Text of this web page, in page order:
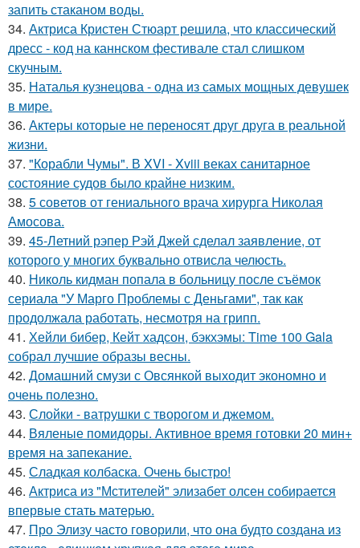
запить стаканом воды.
34. Актриса Кристен Стюарт решила, что классический
дресс - код на каннском фестивале стал слишком
скучным.
35. Наталья кузнецова - одна из самых мощных девушек
в мире.
36. Актеры которые не переносят друг друга в реальной
жизни.
37. "Корабли Чумы". В XVI - Xviii веках санитарное
состояние судов было крайне низким.
38. 5 советов от гениального врача хирурга Николая
Амосова.
39. 45-Летний рэпер Рэй Джей сделал заявление, от
которого у многих буквально отвисла челюсть.
40. Николь кидман попала в больницу после съёмок
сериала "У Марго Проблемы с Деньгами", так как
продолжала работать, несмотря на грипп.
41. Хейли бибер, Кейт хадсон, бэкхэмы: Time 100 Gala
собрал лучшие образы весны.
42. Домашний смузи с Овсянкой выходит экономно и
очень полезно.
43. Слойки - ватрушки с творогом и джемом.
44. Вяленые помидоры. Активное время готовки 20 мин+
время на запекание.
45. Сладкая колбаска. Очень быстро!
46. Актриса из "Мстителей" элизабет олсен собирается
впервые стать матерью.
47. Про Элизу часто говорили, что она будто создана из